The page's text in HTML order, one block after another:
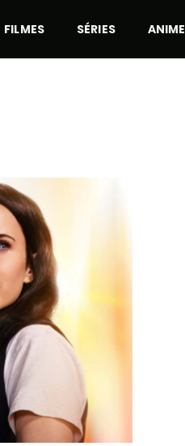
FILMES SÉRIES